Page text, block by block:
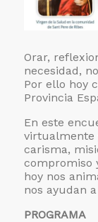
Orar,
necesidad,
Por ello hoy
Provincia
En este
virtualmente
carisma,
compromiso
hoy nos
nos ayudan
PROGRAMA